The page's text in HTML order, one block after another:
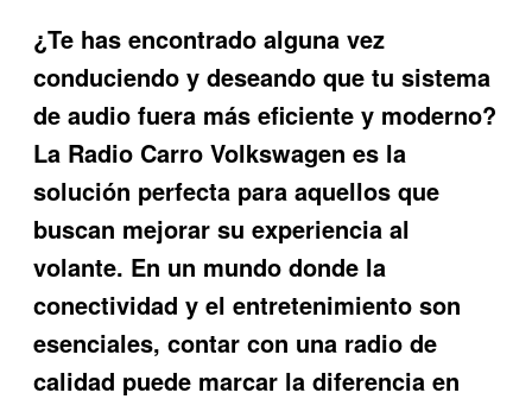
¿Te has encontrado alguna vez
conduciendo y deseando que tu sistema
de audio fuera más eficiente y moderno?
La Radio Carro Volkswagen es la
solución perfecta para aquellos que
buscan mejorar su experiencia al
volante. En un mundo donde la
conectividad y el entretenimiento son
esenciales, contar con una radio de
calidad puede marcar la diferencia en